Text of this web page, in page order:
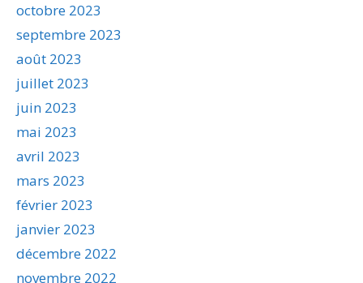
octobre 2023
septembre 2023
août 2023
juillet 2023
juin 2023
mai 2023
avril 2023
mars 2023
février 2023
janvier 2023
décembre 2022
novembre 2022